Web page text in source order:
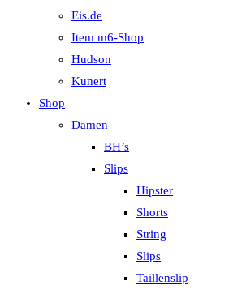
Eis.de
Item m6-Shop
Hudson
Kunert
Shop
Damen
BH’s
Slips
Hipster
Shorts
String
Slips
Taillenslip